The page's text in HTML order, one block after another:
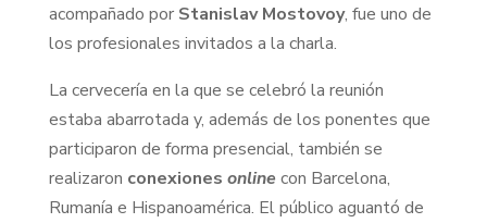
acompañado por Stanislav Mostovoy, fue uno de
los profesionales invitados a la charla.
La cervecería en la que se celebró la reunión
estaba abarrotada y, además de los ponentes que
participaron de forma presencial, también se
realizaron conexiones online con Barcelona,
Rumanía e Hispanoamérica. El público aguantó de